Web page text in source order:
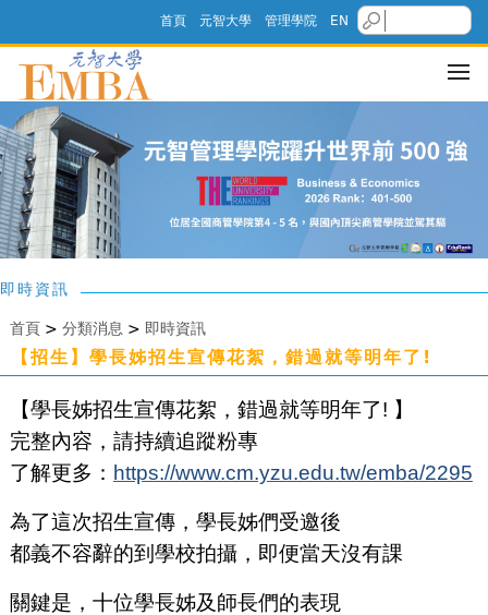
首頁 元智大學 管理學院 EN
即時資訊
首頁> 分類消息 > 即時資訊
【招生】學長姊招生宣傳花絮，錯過就等明年了!
【學長姊招生宣傳花絮，錯過就等明年了! 】
完整內容，請持續追蹤粉專
了解更多： https://www.cm.yzu.edu.tw/emba/2295
為了這次招生宣傳，學長姊們受邀後
都義不容辭的到學校拍攝，即便當天沒有課
關鍵是，十位學長姊及師長們的表現